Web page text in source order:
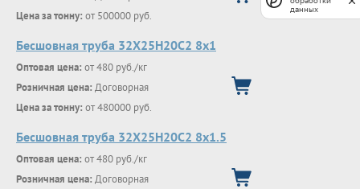
Цена за тонну: от 500000 руб.
Бесшовная труба 32Х25Н20С2 8х1
Оптовая цена: от 480 руб./кг
Розничная цена: Договорная
Цена за тонну: от 480000 руб.
Бесшовная труба 32Х25Н20С2 8х1.5
Оптовая цена: от 480 руб./кг
Розничная цена: Договорная
данных